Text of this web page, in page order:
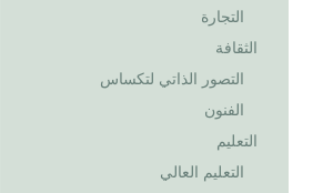
التجارة
الثقافة
التصور الذاتي لتكساس
الفنون
التعليم
التعليم العالي